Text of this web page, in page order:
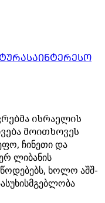
ᲡᲐᲘᲜᲢᲔᲠᲔᲡᲝ
ისრაელის
მოითხოვეს
ჩინეთი და
ლიბანის
ხოლო აშშ-